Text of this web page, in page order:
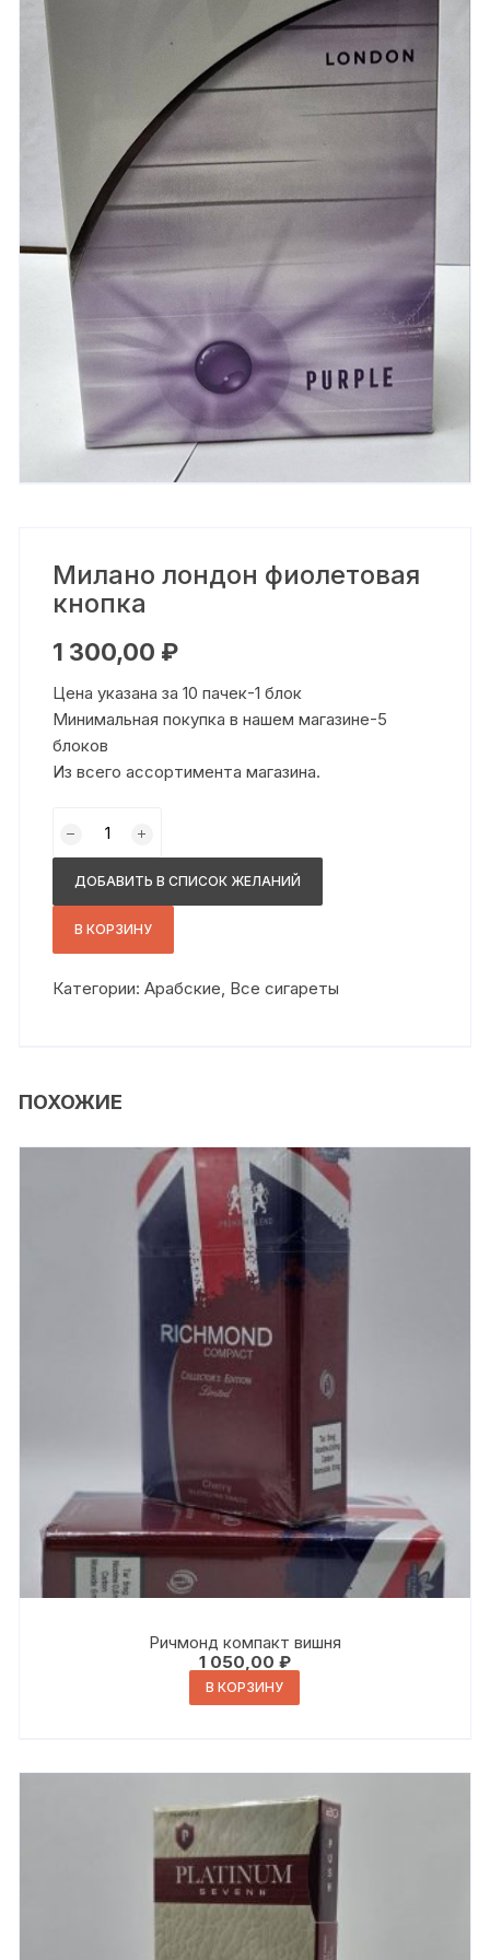
Милано лондон фиолетовая
кнопка
1 300,00 ₽
Цена указана за 10 пачек-1 блок
Минимальная покупка в нашем магазине-5
блоков
Из всего ассортимента магазина.
товара
Милано
фиолетовая
кнопка
ДОБАВИТЬ В СПИСОК ЖЕЛАНИЙ
В КОРЗИНУ
Категории:Арабские, Все сигареты
ПОХОЖИЕ
Ричмонд компакт вишня
1 050,00 ₽
В КОРЗИНУ